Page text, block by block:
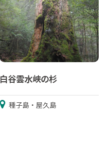
白谷雲水峡の杉
種子島・屋久島